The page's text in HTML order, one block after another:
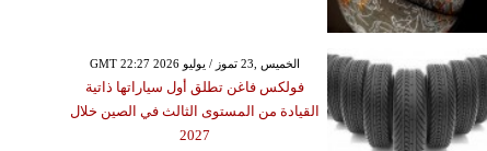
GMT 22:27 2026 الخميس ,23 تموز / يوليو
فولكس فاغن تطلق أول سياراتها ذاتية
القيادة من المستوى الثالث في الصين خلال
2027